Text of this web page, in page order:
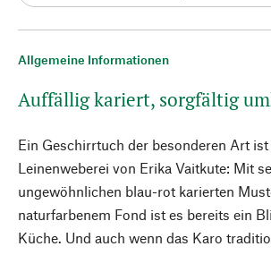
Allgemeine Informationen
Auffällig kariert, sorgfältig
Ein Geschirrtuch der besonderen Art
Leinenweberei von Erika Vaitkute: Mit
ungewöhnlichen blau-rot karierten
naturfarbenem Fond ist es bereits ein
Küche. Und auch wenn das Karo